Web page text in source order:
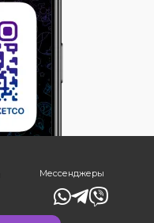
Мессенджеры